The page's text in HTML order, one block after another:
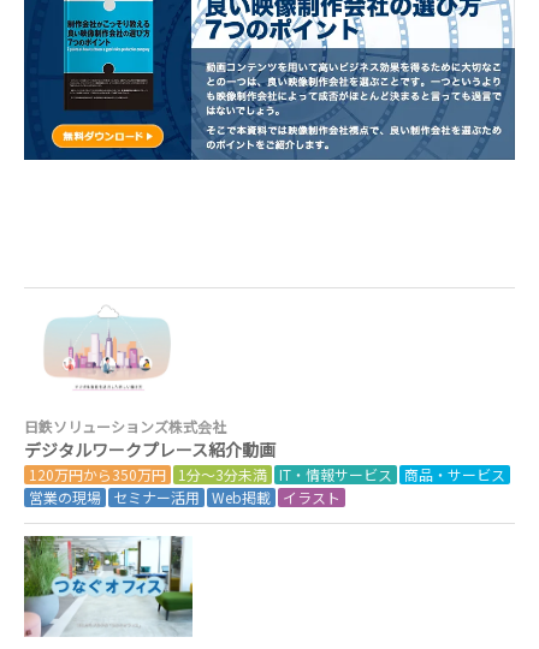
日鉄ソリューションズ株式会社
デジタルワークプレース紹介動画
120万円から350万円 1分～3分未満 IT・情報サービス
商品・サービス
営業の現場
セミナー活用 Web掲載 イラスト